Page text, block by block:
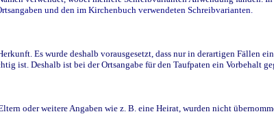
und den im Kirchenbuch verwendeten Schreibvarianten.
Es wurde deshalb vorausgesetzt, dass nur in derartigen Fällen
ist. Deshalb ist bei der Ortsangabe für den Taufpaten ein Vorbehalt
oder weitere Angaben wie z. B. eine Heirat, wurden nicht